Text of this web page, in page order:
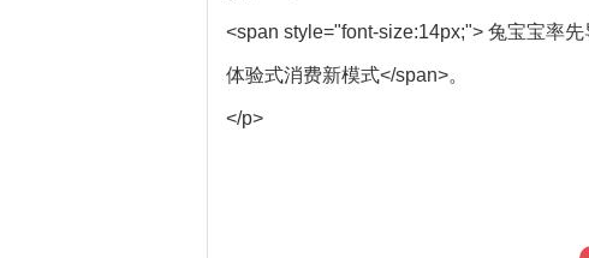
<span style="font-size:14px;"> 兔宝宝率
体验式消费新模式</span>。
</p>